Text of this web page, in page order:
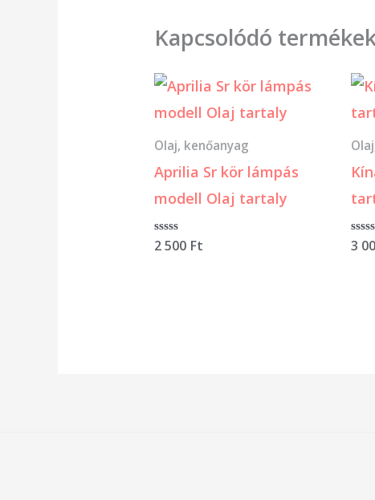
Kapcsolódó
Olaj, kenőanyag
Aprilia Sr kör lámpás
modell Olaj tartaly
Értékelés:
2 500 Ft 3